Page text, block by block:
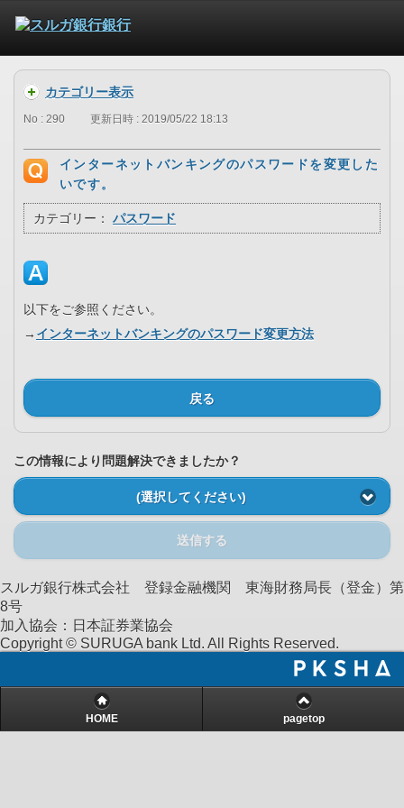
カテゴリー表示
No : 290 更新日時 : 2019/05/22 18:13
インターネットバンキングのパスワードを変更した
いです。
カテゴリー： パスワード
以下をご参照ください。
→ インターネットバンキングのパスワード変更方法
戻る
この情報により問題解決できましたか？
(選択してください)
送信する
スルガ銀行株式会社 登録金融機関 東海財務局長（登金）第
8号
加入協会：日本証券業協会
Copyright © SURUGA bank Ltd. All Rights Reserved.
HOME pagetop